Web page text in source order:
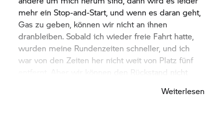
mehr ein Stop-and-Start, und wenn es daran geht,
Gas zu geben, können wir nicht an ihnen
dranbleiben. Sobald ich wieder freie Fahrt hatte,
wurden meine Rundenzeiten schneller, und ich
war von den Zeiten her nicht weit von Platz fünf
entfernt. Aber wir können den Rückstand nicht
ich werde zusammen mit dem Team schauen, wo
Weiterlesen